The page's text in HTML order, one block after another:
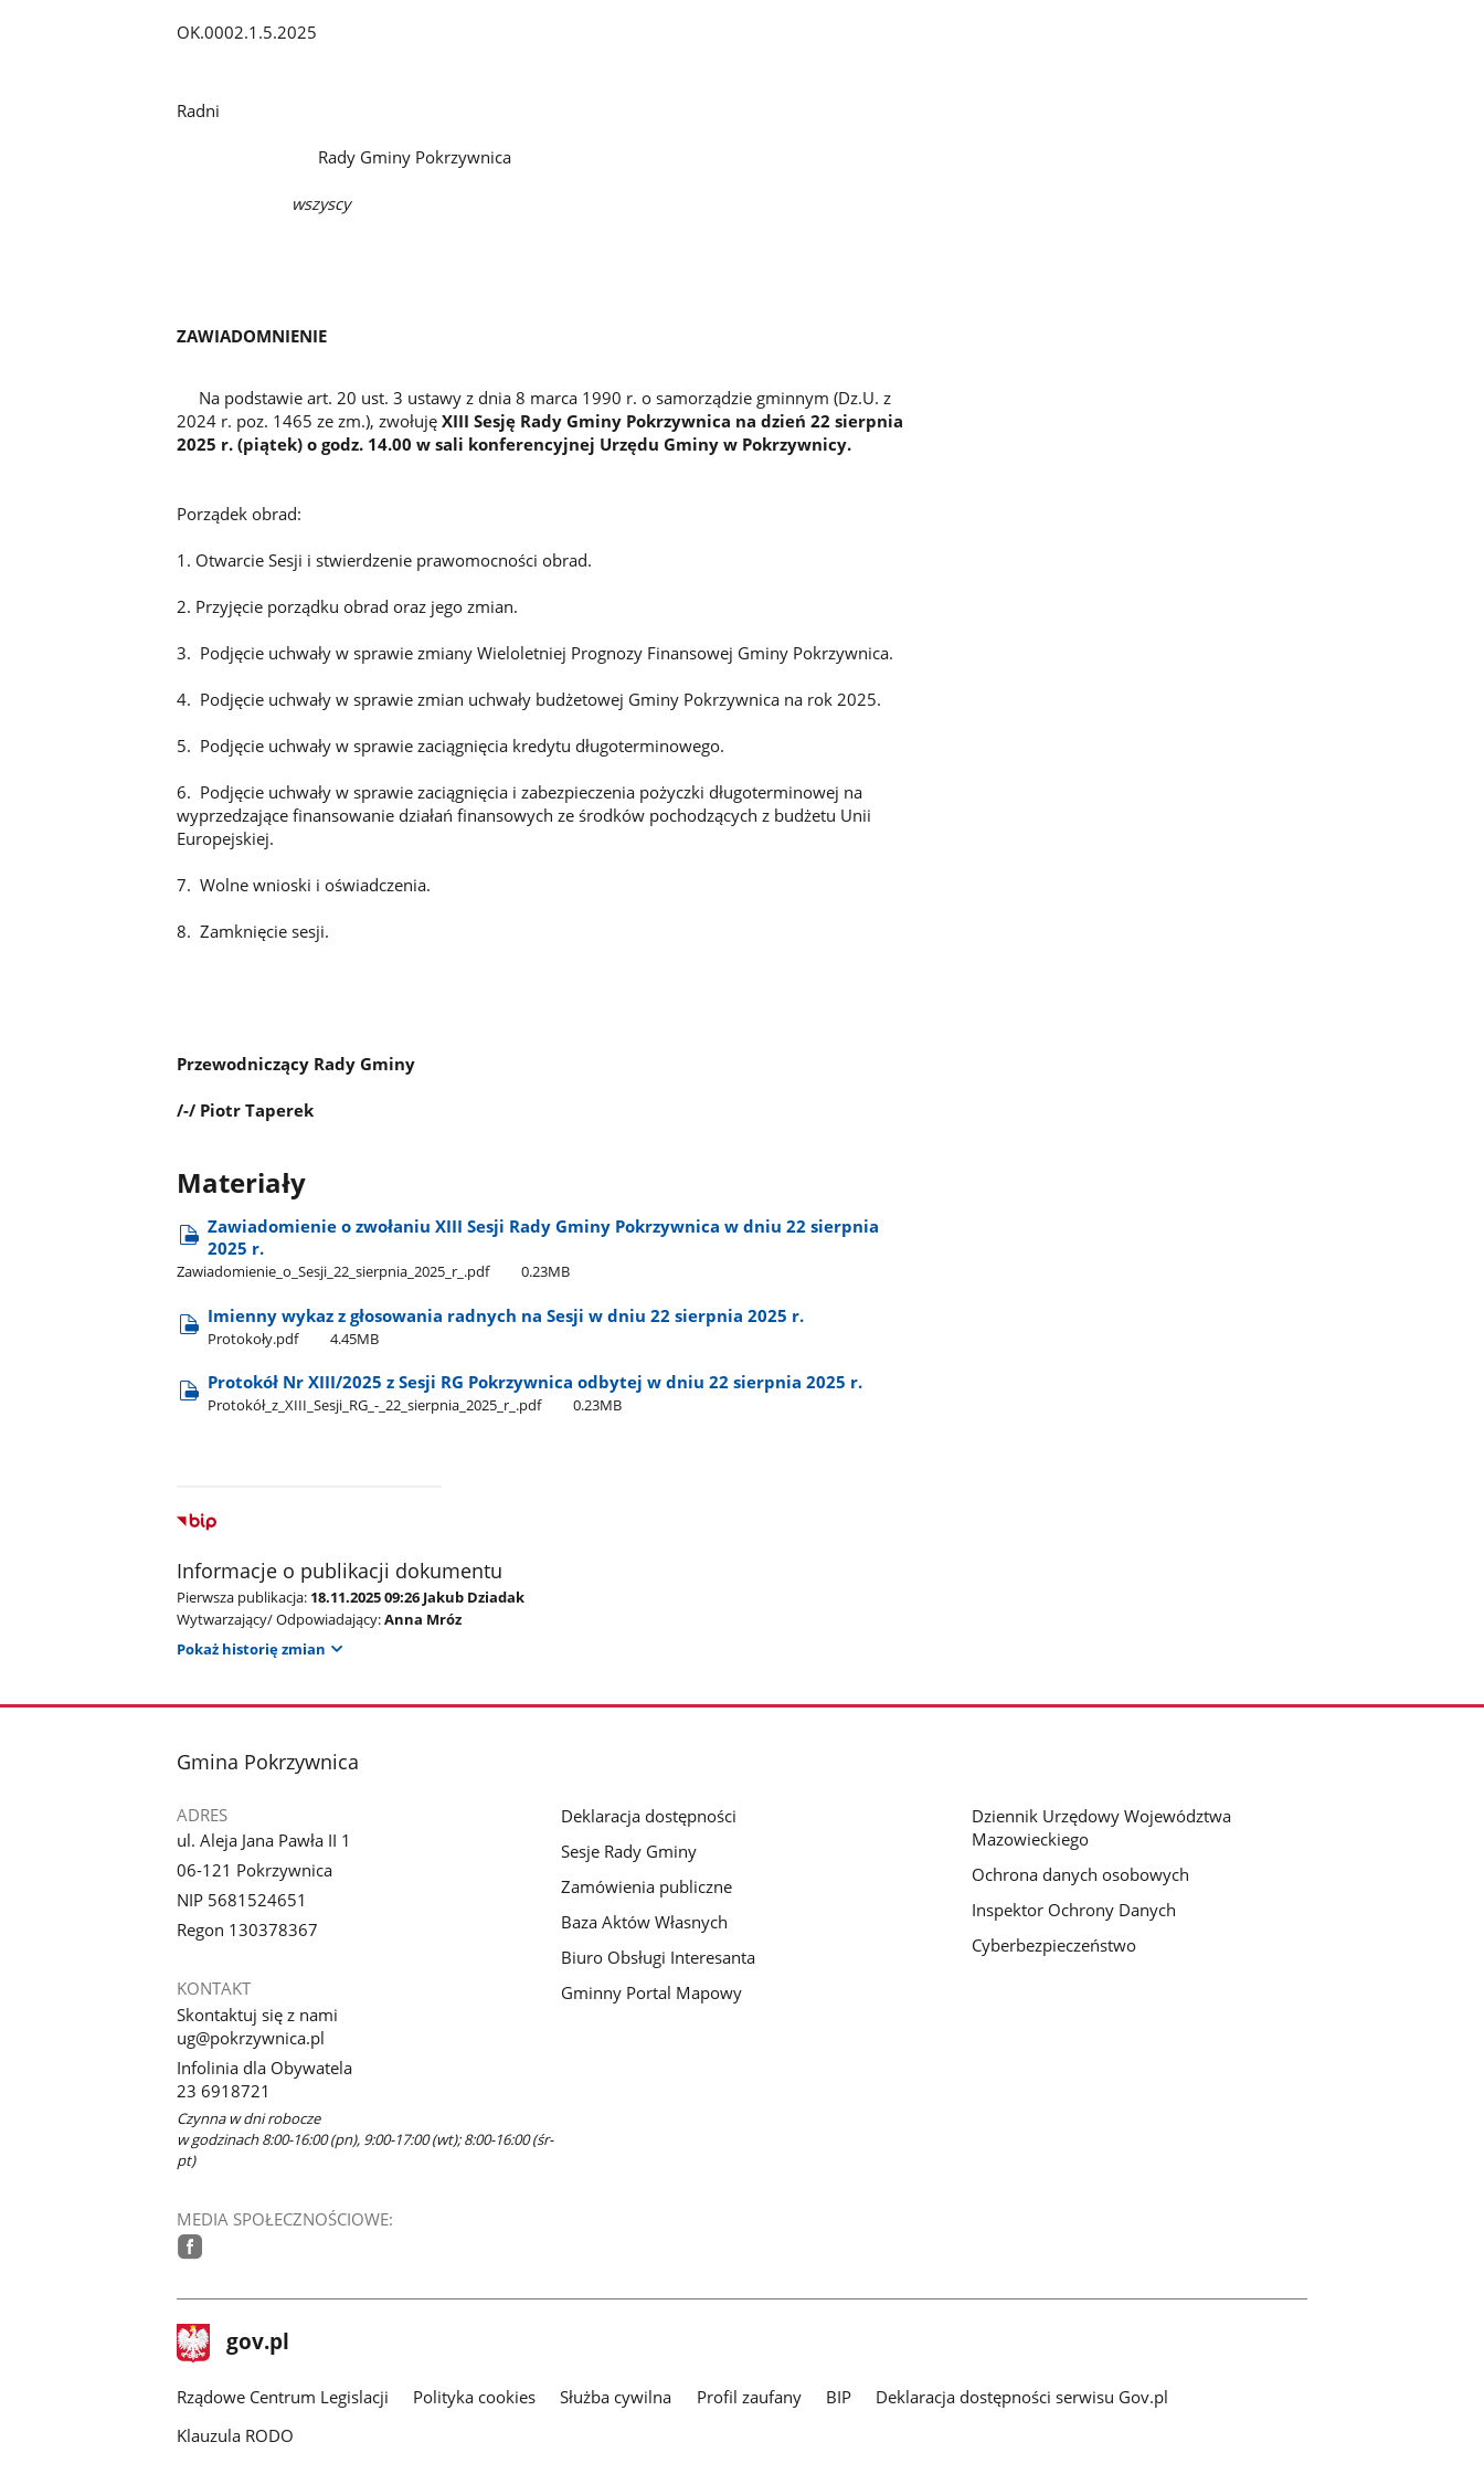
OK.0002.1.5.2025
Radni
Rady Gminy Pokrzywnica
wszyscy
ZAWIADOMNIENIE
Na podstawie art. 20 ust. 3 ustawy z dnia 8 marca 1990 r. o samorządzie gminnym (Dz.U. z
2024 r. poz. 1465 ze zm.), zwołuję XIII Sesję Rady Gminy Pokrzywnica na dzień 22 sierpnia
2025 r. (piątek) o godz. 14.00 w sali konferencyjnej Urzędu Gminy w Pokrzywnicy.
Porządek obrad:
1. Otwarcie Sesji i stwierdzenie prawomocności obrad.
2. Przyjęcie porządku obrad oraz jego zmian.
3. Podjęcie uchwały w sprawie zmiany Wieloletniej Prognozy Finansowej Gminy Pokrzywnica.
4. Podjęcie uchwały w sprawie zmian uchwały budżetowej Gminy Pokrzywnica na rok 2025.
5. Podjęcie uchwały w sprawie zaciągnięcia kredytu długoterminowego.
6. Podjęcie uchwały w sprawie zaciągnięcia i zabezpieczenia pożyczki długoterminowej na
wyprzedzające finansowanie działań finansowych ze środków pochodzących z budżetu Unii
Europejskiej.
7. Wolne wnioski i oświadczenia.
8. Zamknięcie sesji.
Przewodniczący Rady Gminy
/-/ Piotr Taperek
Materiały
Zawiadomienie o zwołaniu XIII Sesji Rady Gminy Pokrzywnica w dniu 22 sierpnia
2025 r.
Zawiadomienie​_o​_Sesji​_22​_sierpnia​_2025​_r​_.pdf 0.23MB
Imienny wykaz z głosowania radnych na Sesji w dniu 22 sierpnia 2025 r.
Protokoły.pdf 4.45MB
Protokół Nr XIII/2025 z Sesji RG Pokrzywnica odbytej w dniu 22 sierpnia 2025 r.
Protokół​_z​_XIII​_Sesji​_RG​_-​_22​_sierpnia​_2025​_r​_.pdf 0.23MB
Informacje o publikacji dokumentu
Pierwsza publikacja: 18.11.2025 09:26 Jakub Dziadak
Wytwarzający/ Odpowiadający:Anna Mróz
Pokaż historię zmian
stopka
Gmina Pokrzywnica
ADRES
ul. Aleja Jana Pawła II 1
06-121 Pokrzywnica
NIP 5681524651
Regon 130378367
KONTAKT
Skontaktuj się z nami
ug@pokrzywnica.pl
Infolinia dla Obywatela
23 6918721
Czynna w dni robocze
w godzinach 8:00-16:00 (pn), 9:00-17:00 (wt); 8:00-16:00 (śr-
pt)
MEDIA SPOŁECZNOŚCIOWE:
Deklaracja dostępności
Sesje Rady Gminy
Zamówienia publiczne
Baza Aktów Własnych
Biuro Obsługi Interesanta
Gminny Portal Mapowy
Dziennik Urzędowy Województwa
Mazowieckiego
Ochrona danych osobowych
Inspektor Ochrony Danych
Cyberbezpieczeństwo
stopka
gov.pl Strona
gov.pl
Rządowe Centrum Legislacji Polityka cookies Służba cywilna Profil zaufany BIP
Deklaracja dostępności serwisu Gov.pl
Klauzula RODO